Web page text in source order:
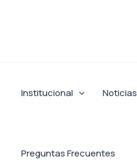
Institucional Noticias
Preguntas Frecuentes